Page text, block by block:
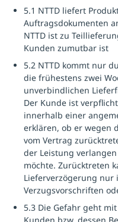
5.1 NTTD liefert
Auftragsdokumenten
NTTD ist zu
Kunden zumutbar ist
5.2 NTTD kommt nur
die frühestens zwei
unverbindlichen
Der Kunde ist
innerhalb einer
erklären, ob er wegen
vom Vertrag
der Leistung
möchte. Zurücktreten
Lieferverzögerung nur
Verzugsvorschriften
5.3 Die Gefahr geht